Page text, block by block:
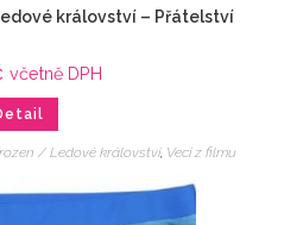
království – Přátelství
včetně DPH
/ Ledové království, Veci z filmu